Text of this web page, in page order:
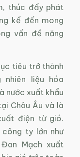
thúc đẩy phát
kể đến mong
vấn đề năng
tiêu trở thành
nhiên liệu hóa
nước xuất khẩu
Châu Âu và là
điện từ gió.
ty lớn như
Mạch xuất